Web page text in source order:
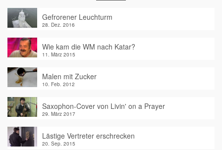
Gefrorener Leuchturm
28. Dez. 2016
Wie kam die WM nach Katar?
11. März 2015
Malen mit Zucker
10. Feb. 2012
Saxophon-Cover von Livin' on a Prayer
29. März 2017
Lästige Vertreter erschrecken
20. Sep. 2015